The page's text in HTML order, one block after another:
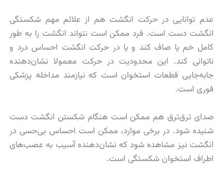
عدم توانایی در حرکت انگشت هم از علائم مهم شکستگی
انگشت دست است. فرد ممکن است نتواند انگشت را به طور
کامل خم یا صاف کند و یا در حرکت انگشت احساس درد و
ناتوانی کند. این محدودیت در حرکت معمولا نشان‌دهنده
جابه‌جایی قطعات استخوان است که نیازمند مداخله پزشکی
فوری است.
صدای ترق‌ترق هم ممکن است هنگام شکستن انگشت دست
شنیده شود. در برخی موارد، ممکن است احساس بی‌حسی در
انگشت نیز مشاهده شود که نشان‌دهنده آسیب به عصب‌های
اطراف استخوان شکستگی است.